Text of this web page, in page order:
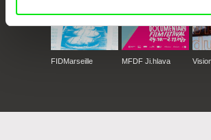
FIDMarseille MFDF Ji.hlava